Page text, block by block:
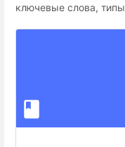
ключевые слова,